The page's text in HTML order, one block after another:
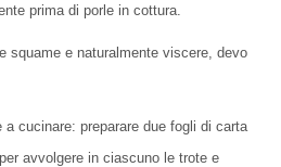
prima di porle in cottura.
squame e naturalmente viscere, devo
cucinare: preparare due fogli di carta
avvolgere in ciascuno le trote e